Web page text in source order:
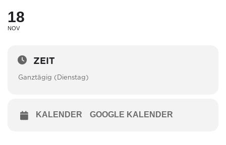
18
NOV
ZEIT
Ganztägig (Dienstag)
KALENDER GOOGLE KALENDER